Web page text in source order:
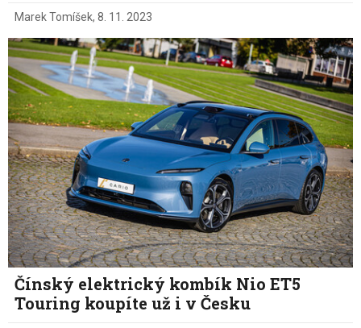
Marek Tomíšek, 8. 11. 2023
Čínský elektrický kombík Nio ET5
Touring koupíte už i v Česku